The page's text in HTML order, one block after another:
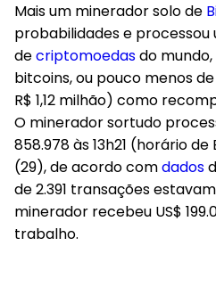
Mais um minerador solo de
probabilidades e
decriptomoedasdo
bitcoins, ou pouco menos
R$ 1,12 milhão) como
O minerador sortudo
858.978 às 13h21 (horário
(29), de acordo comdados
de 2.391 transações
minerador recebeu US$
trabalho.